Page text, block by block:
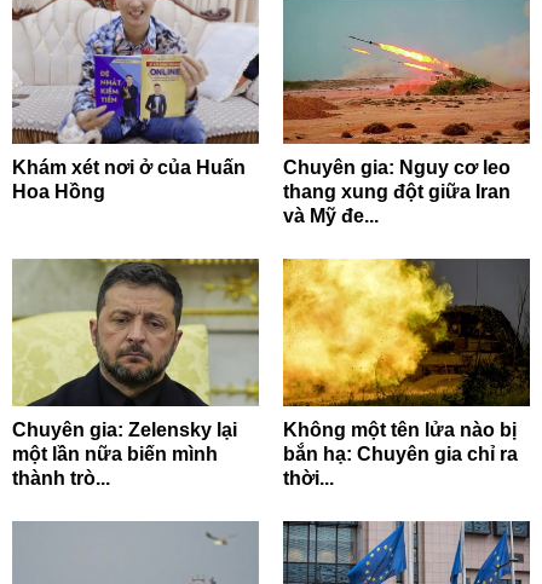
Khám xét nơi ở của Huấn
Hoa Hồng
Chuyên gia: Nguy cơ leo
thang xung đột giữa Iran
và Mỹ đe...
Chuyên gia: Zelensky lại
một lần nữa biến mình
thành trò...
Không một tên lửa nào bị
bắn hạ: Chuyên gia chỉ ra
thời...